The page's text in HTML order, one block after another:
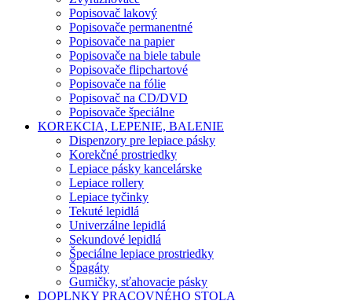
Popisovač lakový
Popisovače permanentné
Popisovače na papier
Popisovače na biele tabule
Popisovače flipchartové
Popisovače na fólie
Popisovač na CD/DVD
Popisovače špeciálne
KOREKCIA, LEPENIE, BALENIE
Dispenzory pre lepiace pásky
Korekčné prostriedky
Lepiace pásky kancelárske
Lepiace rollery
Lepiace tyčinky
Tekuté lepidlá
Univerzálne lepidlá
Sekundové lepidlá
Špeciálne lepiace prostriedky
Špagáty
Gumičky, sťahovacie pásky
DOPLNKY PRACOVNÉHO STOLA